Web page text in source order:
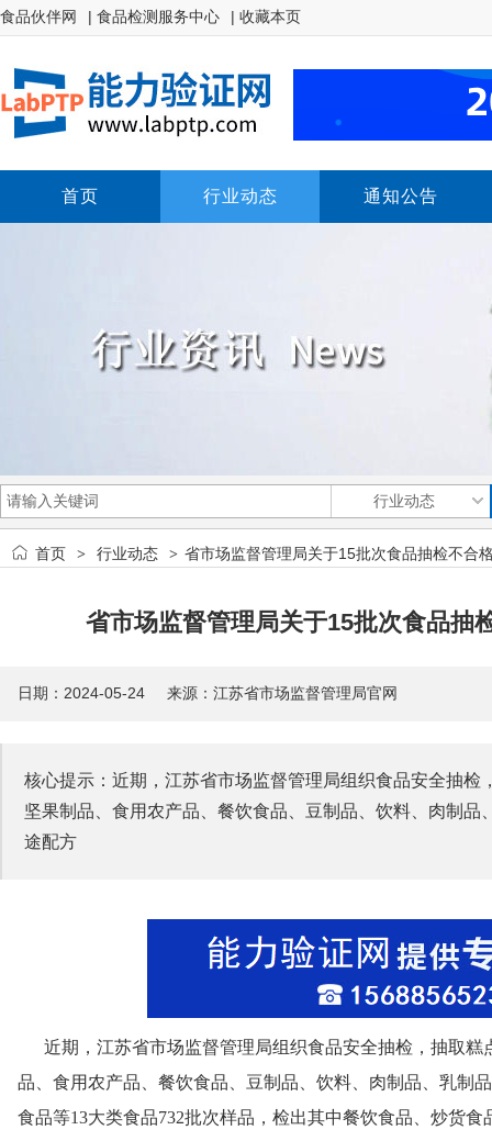
食品伙伴网 | 食品检测服务中心 | 收藏本页
首页 行业动态 通知公告
首页 > 行业动态 > 省市场监督管理局关于15批次食品抽检不合
省市场监督管理局关于15批次食品抽
日期：2024-05-24 来源： 江苏省市场监督管理局官网
核心提示：近期，江苏省市场监督管理局组织食品安全抽
坚果制品、食用农产品、餐饮食品、豆制品、饮料、肉制
途配方
近期，江苏省市场监督管理局组织食品安全抽检，抽取糕
品、食用农产品、餐饮食品、豆制品、饮料、肉制品、乳制
食品等13大类食品732批次样品，检出其中餐饮食品、炒货